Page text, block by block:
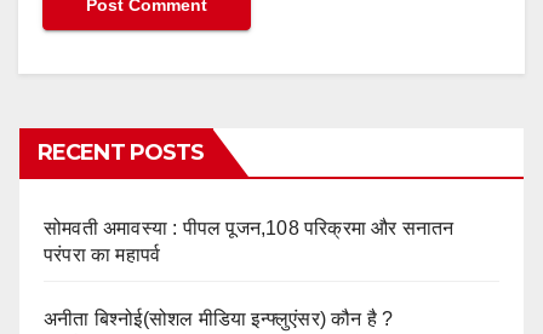
RECENT POSTS
सोमवती अमावस्या : पीपल पूजन,108 परिक्रमा और सनातन
परंपरा का महापर्व
अनीता बिश्नोई(सोशल मीडिया इन्फ्लुएंसर) कौन है ?